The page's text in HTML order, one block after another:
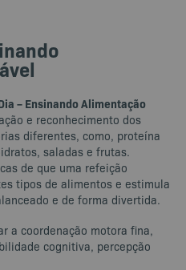
– Ensinando Alimentação
e reconhecimento dos
diferentes, como, proteína
saladas e frutas.
de que uma refeição
tipos de alimentos e estimula
e de forma divertida.
a coordenação motora fina,
cognitiva, percepção